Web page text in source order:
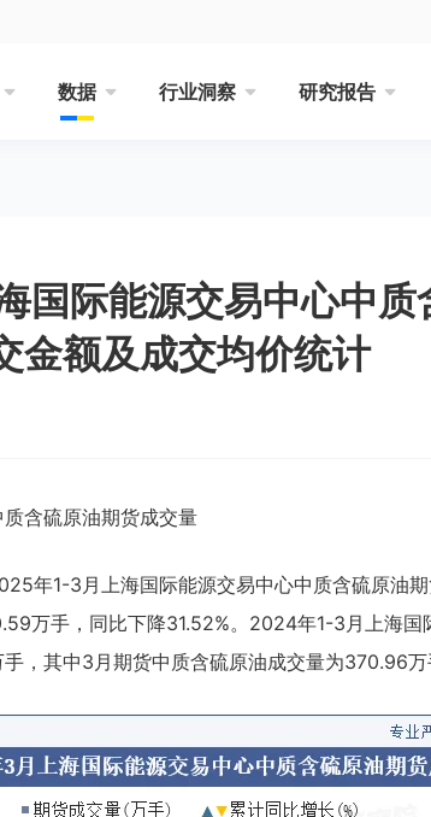
数据 行业洞察 研究报告
国际能源交易中心中质
金额及成交均价统计
含硫原油期货成交量
年1-3月上海国际能源交易中心中质含硫原油
万手，同比下降31.52%。2024年1-3月上海国
，其中3月期货中质含硫原油成交量为370.96万